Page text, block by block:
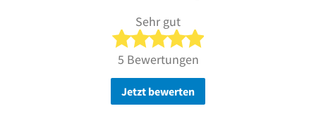
Sehr gut
5 von 5 Sternen
5 Bewertungen
Jetzt bewerten